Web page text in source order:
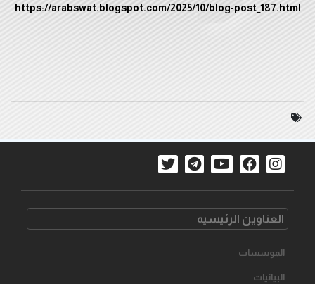
https://arabswat.blogspot.com/2025/10/blog-post_187.html
العناوین الرئیسیه
الموسسات
البیانیات